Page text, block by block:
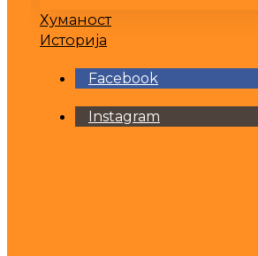
Хуманост
Историја
Facebook
Instagram